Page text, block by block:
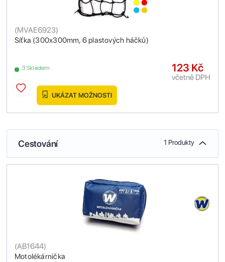
Síťka (300x300mm, 6 plastových háčků)
(MVAE6923)
3 Skladem 123 Kč
včetně DPH
UKÁZAT MOŽNOSTI
Cestování 1 Produkty
Motolékárnička
(AB1644)